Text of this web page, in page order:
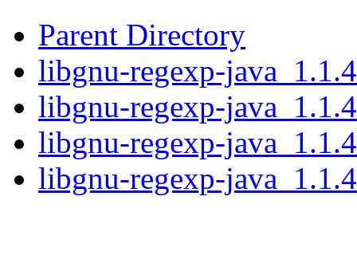
Parent Directory
libgnu-regexp-
libgnu-regexp-
libgnu-regexp-
libgnu-regexp-